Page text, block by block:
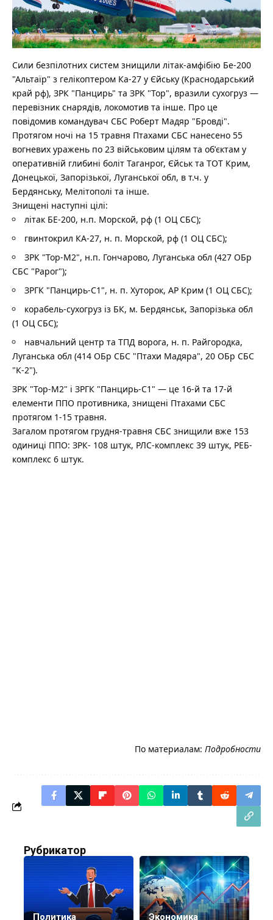
Сили безпілотних систем знищили літак-амфібію Бе-200
"Альтаїр" з гелікоптером Ка-27 у Єйську (Краснодарський
край рф), ЗРК "Панцирь" та ЗРК "Тор", вразили сухогруз —
перевізник снарядів, локомотив та інше. Про це
повідомив командувач СБС Роберт Мадяр "Бровді".
Протягом ночі на 15 травня Птахами СБС нанесено 55
вогневих уражень по 23 військовим цілям та обʼєктам у
оперативній глибині боліт Таганрог, Єйськ та ТОТ Крим,
Донецької, Запорізької, Луганської обл, в т.ч. у
Бердянську, Мелітополі та інше.
Знищені наступні цілі:
літак БЕ-200, н.п. Морской, рф (1 ОЦ СБС);
гвинтокрил КА-27, н. п. Морской, рф (1 ОЦ СБС);
ЗРК "Тор-М2", н.п. Гончарово, Луганська обл (427 ОБр
СБС "Рарог");
ЗРГК "Панцирь-С1", н. п. Хуторок, АР Крим (1 ОЦ СБС);
корабель-сухогруз із БК, м. Бердянськ, Запорізька обл
(1 ОЦ СБС);
навчальний центр та ТПД ворога, н. п. Райгородка,
Луганська обл (414 ОБр СБС "Птахи Мадяра", 20 ОБр СБС
"К-2").
ЗРК "Тор-М2" і ЗРГК "Панцирь-С1" — це 16-й та 17-й
елементи ППО противника, знищені Птахами СБС
протягом 1-15 травня.
Загалом протягом грудня-травня СБС знищили вже 153
одиниці ППО: ЗРК- 108 штук, РЛС-комплекс 39 штук, РЕБ-
комплекс 6 штук.
По материалам: Подробности
Рубрикатор
Политика Экономика